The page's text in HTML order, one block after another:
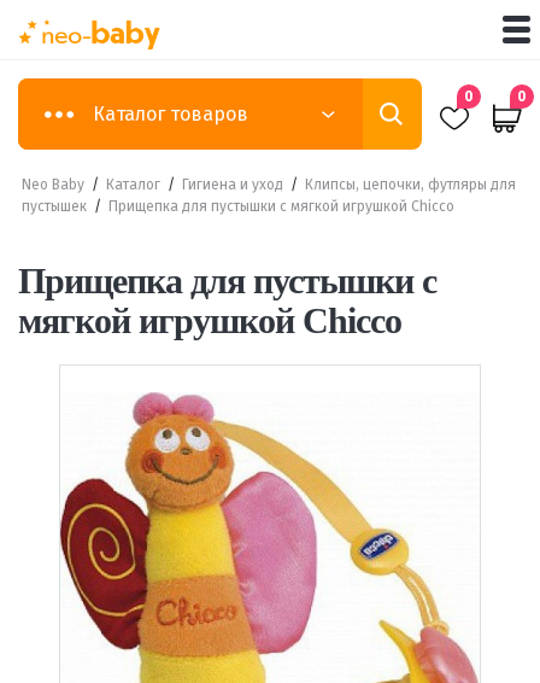
Каталог товаров
0 0
Neo Baby / Каталог / Гигиена и уход /
Клипсы, цепочки, футляры для
пустышек / Прищепка для пустышки с мягкой игрушкой Chicco
Прищепка для пустышки с
мягкой игрушкой Chicco